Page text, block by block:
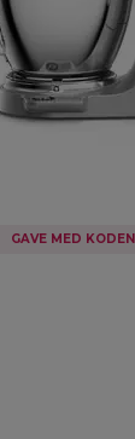
GAVE MED